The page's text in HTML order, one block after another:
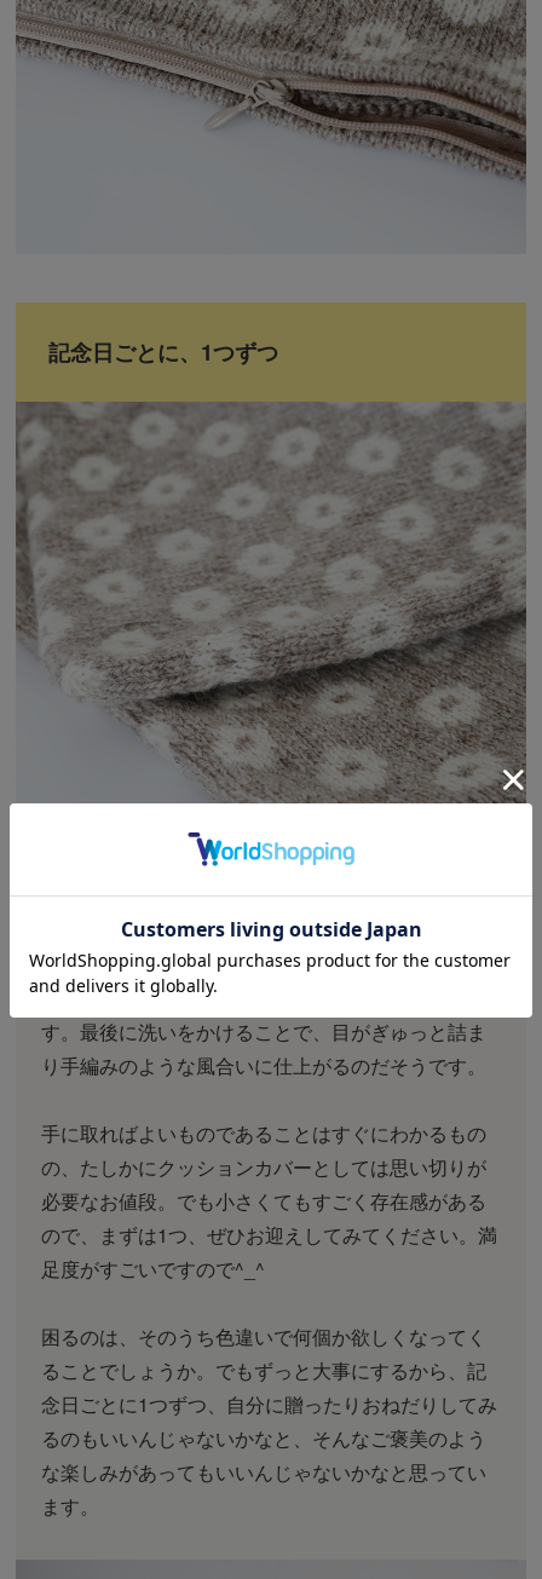
記念日ごとに、1つずつ
ビヨルクさんのクッションカバーは、シェトランド
諸島のウールを使って1枚1枚織り上げられていま
す。最後に洗いをかけることで、目がぎゅっと詰ま
り手編みのような風合いに仕上がるのだそうです。
手に取ればよいものであることはすぐにわかるもの
の、たしかにクッションカバーとしては思い切りが
必要なお値段。でも小さくてもすごく存在感がある
ので、まずは1つ、ぜひお迎えしてみてください。満
足度がすごいですので^_^
困るのは、そのうち色違いで何個か欲しくなってく
ることでしょうか。でもずっと大事にするから、記
念日ごとに1つずつ、自分に贈ったりおねだりしてみ
るのもいいんじゃないかなと、そんなご褒美のよう
な楽しみがあってもいいんじゃないかなと思ってい
ます。